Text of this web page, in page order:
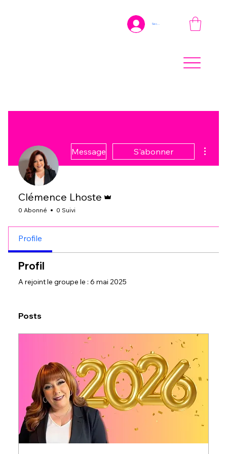
Se connecter
Message S'abonner
Clémence Lhoste
0 Abonné 0 Suivi
Profile
Profil
A rejoint le groupe le : 6 mai 2025
Posts